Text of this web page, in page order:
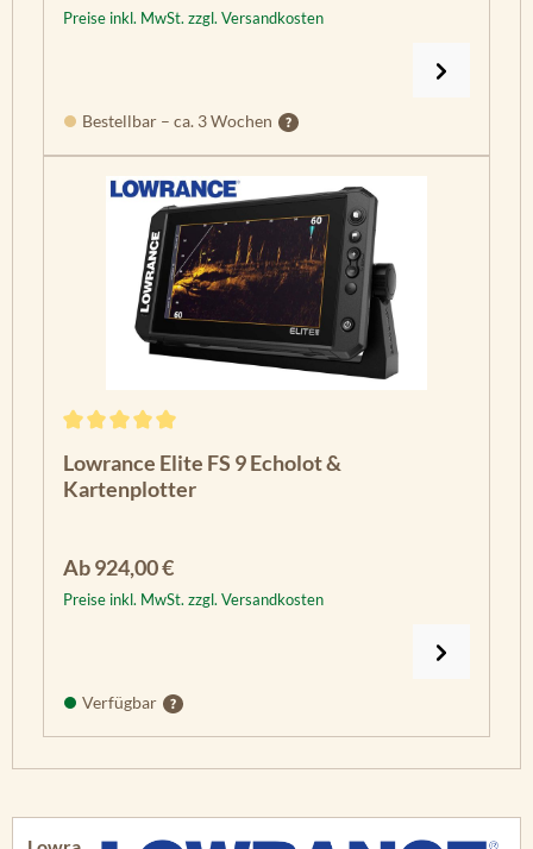
Preise inkl. MwSt. zzgl. Versandkosten
Bestellbar – ca. 3 Wochen
Lowrance Elite FS 9 Echolot &
Kartenplotter
Regulärer Preis:
Ab924,00 €
Preise inkl. MwSt. zzgl. Versandkosten
Verfügbar